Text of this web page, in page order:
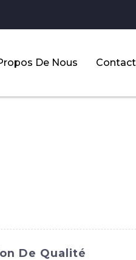
De Nous
De Qualité